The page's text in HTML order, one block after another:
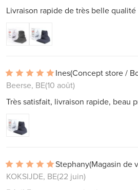
Livraison rapide de très belle qualité
Ines(Concept store /
Beerse, BE(10 août)
Très satisfait, livraison rapide, beau
Stephany(Magasin de
KOKSIJDE, BE(22 juin)